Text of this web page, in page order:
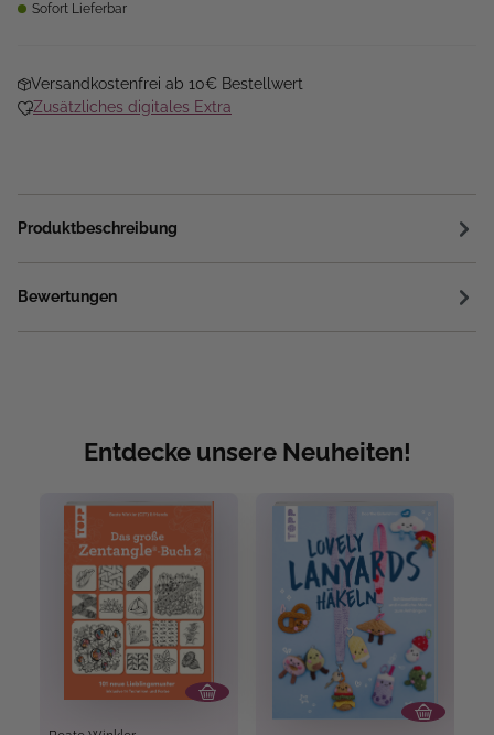
Sofort Lieferbar
Versandkostenfrei ab 10€ Bestellwert
Zusätzliches digitales Extra
Produktbeschreibung
Bewertungen
Entdecke unsere Neuheiten!